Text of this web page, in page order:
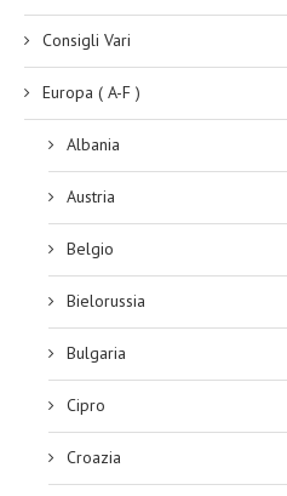
Consigli Vari
Europa ( A-F )
Albania
Austria
Belgio
Bielorussia
Bulgaria
Cipro
Croazia